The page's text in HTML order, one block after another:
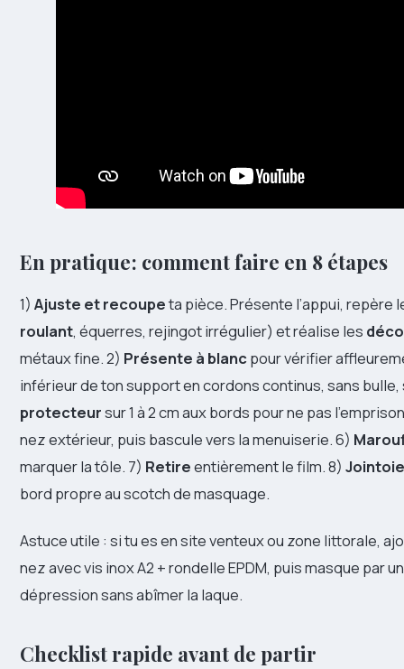
En pratique : comment faire en 8 étapes
1) Ajuste et recoupeta pièce. Présente l’appui,
roulant, équerres, rejingot irrégulier) et réalise les
métaux fine. 2) Présente à blancpour vérifier
inférieur de ton support en cordons continus, sans
protecteursur 1 à 2 cm aux bords pour ne pas
nez extérieur, puis bascule vers la menuiserie. 6)
marquer la tôle. 7) Retireentièrement le film. 8)
bord propre au scotch de masquage.
Astuce utile : si tu es en site venteux ou zone littorale,
nez avec vis inox A2 + rondelle EPDM, puis masque par
dépression sans abîmer la laque.
Checklist rapide avant de partir